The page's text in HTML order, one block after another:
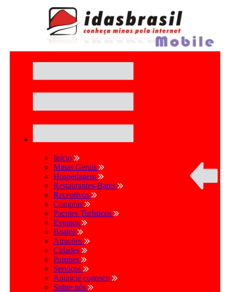
Início
Minas Gerais
Hospedagem
Restaurantes-Bares
Receptivos
Compras
Pacotes Turísticos
Eventos
Boates
Atrações
Cidades
Parques
Serviços
Anuncie conosco
Sobre nós